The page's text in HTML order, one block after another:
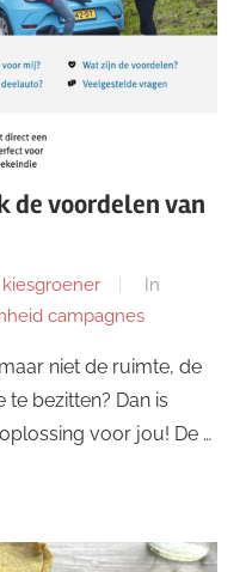
de voordelen van
kiesgroener
In
campagnes
niet de ruimte, de
bezitten? Dan is
voor jou! De …